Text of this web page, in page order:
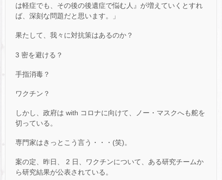
は軽症でも、その後の後遺症で悩む人』が増えていくとすれ
ば、深刻な問題だと思います。」
果たして、我々に対抗策はあるのか？
3 密を避ける？
手指消毒？
ワクチン？
しかし、政府は with コロナに向けて、ノー・マスクへも舵を
切っている。
専門家はきっとこう言う・・・(笑)。
案の定、昨日、 2 日、ワクチンについて、ある研究チームか
ら研究結果が公表されている。